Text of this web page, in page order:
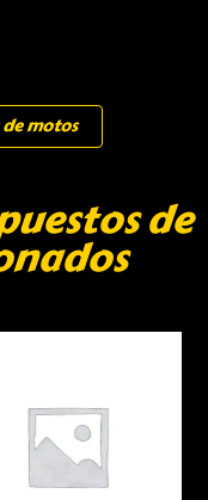
motos
de